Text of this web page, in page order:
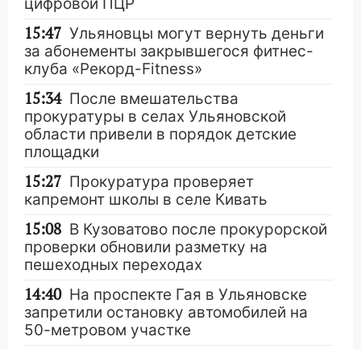
15:47 Ульяновцы могут вернуть деньги
за абонементы закрывшегося фитнес-
клуба «Рекорд-Fitness»
15:34 После вмешательства
прокуратуры в селах Ульяновской
области привели в порядок детские
площадки
15:27 Прокуратура проверяет
капремонт школы в селе Кивать
15:08 В Кузоватово после прокурорской
проверки обновили разметку на
пешеходных переходах
14:40 На проспекте Гая в Ульяновске
запретили остановку автомобилей на
50-метровом участке